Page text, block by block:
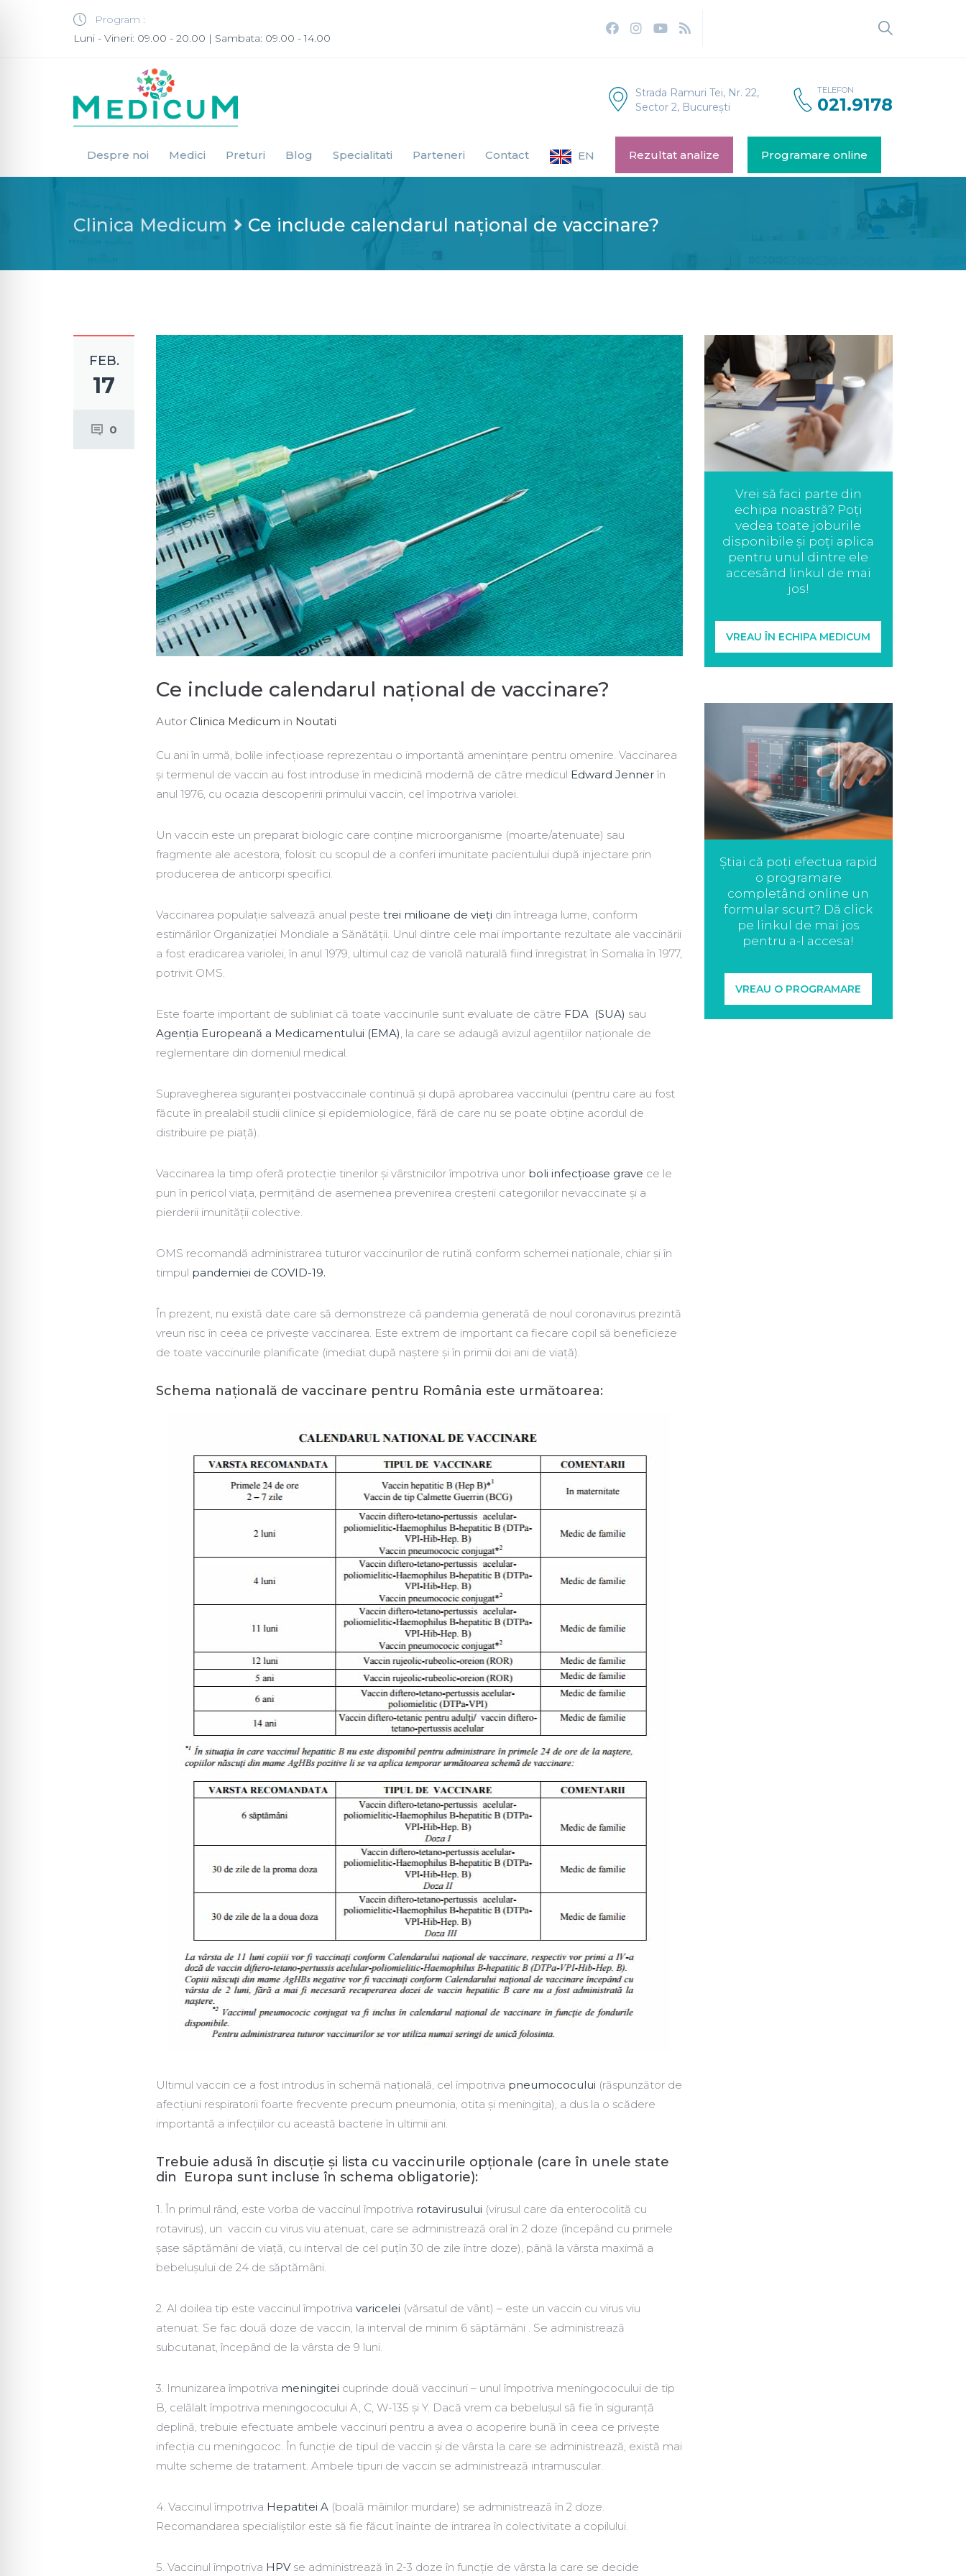
Program :
Luni - Vineri: 09.00 - 20.00 | Sambata: 09.00 - 14.00
Strada Ramuri Tei, Nr. 22,
Sector 2, București
TELEFON
021.9178
Despre noi Medici Preturi Blog Specialitati Parteneri Contact EN Rezultat analize Programare online
Clinica Medicum Ce include calendarul național de vaccinare?
FEB.
17
0
Ce include calendarul național de vaccinare?
Autor Clinica Medicum in Noutati
Cu ani în urmă, bolile infecțioase reprezentau o importantă amenințare pentru omenire. Vaccinarea
și termenul de vaccin au fost introduse în medicină modernă de către medicul Edward Jenner în
anul 1976, cu ocazia descoperirii primului vaccin, cel împotriva variolei.
Un vaccin este un preparat biologic care conține microorganisme (moarte/atenuate) sau
fragmente ale acestora, folosit cu scopul de a conferi imunitate pacientului după injectare prin
producerea de anticorpi specifici.
Vaccinarea populație salvează anual peste trei milioane de vieți din întreaga lume, conform
estimărilor Organizației Mondiale a Sănătății. Unul dintre cele mai importante rezultate ale vaccinării
a fost eradicarea variolei, în anul 1979, ultimul caz de variolă naturală fiind înregistrat în Somalia în 1977,
potrivit OMS.
Este foarte important de subliniat că toate vaccinurile sunt evaluate de către FDA (SUA) sau
Agenția Europeană a Medicamentului (EMA), la care se adaugă avizul agențiilor naționale de
reglementare din domeniul medical.
Supravegherea siguranței postvaccinale continuă și după aprobarea vaccinului (pentru care au fost
făcute în prealabil studii clinice și epidemiologice, fără de care nu se poate obține acordul de
distribuire pe piață).
Vaccinarea la timp oferă protecţie tinerilor şi vârstnicilor împotriva unor boli infecţioase grave ce le
pun în pericol viaţa, permiţând de asemenea prevenirea creşterii categoriilor nevaccinate şi a
pierderii imunităţii colective.
OMS recomandă administrarea tuturor vaccinurilor de rutină conform schemei naționale, chiar şi în
timpul pandemiei de COVID-19.
În prezent, nu există date care să demonstreze că pandemia generată de noul coronavirus prezintă
vreun risc în ceea ce priveşte vaccinarea. Este extrem de important ca fiecare copil să beneficieze
de toate vaccinurile planificate (imediat după naștere şi în primii doi ani de viaţă).
Schema națională de vaccinare pentru România este următoarea:
Ultimul vaccin ce a fost introdus în schemă națională, cel împotriva pneumococului (răspunzător de
afecțiuni respiratorii foarte frecvente precum pneumonia, otita și meningita), a dus la o scădere
importantă a infecțiilor cu această bacterie în ultimii ani.
Trebuie adusă în discuție și lista cu vaccinurile opționale (care în unele state
din Europa sunt incluse în schema obligatorie):
1. În primul rând, este vorba de vaccinul împotriva rotavirusului (virusul care da enterocolită cu
rotavirus), un vaccin cu virus viu atenuat, care se administrează oral în 2 doze (începând cu primele
șase săptămâni de viață, cu interval de cel puțîn 30 de zile între doze), până la vârsta maximă a
bebelușului de 24 de săptămâni.
2. Al doilea tip este vaccinul împotriva varicelei (vărsatul de vânt) – este un vaccin cu virus viu
atenuat. Se fac două doze de vaccin, la interval de minim 6 săptămâni . Se administrează
subcutanat, începând de la vârsta de 9 luni.
3. Imunizarea împotriva meningitei cuprinde două vaccinuri – unul împotriva meningococului de tip
B, celălalt împotriva meningococului A, C, W-135 şi Y. Dacă vrem ca bebelușul să fie în siguranță
deplină, trebuie efectuate ambele vaccinuri pentru a avea o acoperire bună în ceea ce privește
infecția cu meningococ. În funcție de tipul de vaccin și de vârsta la care se administrează, există mai
multe scheme de tratament. Ambele tipuri de vaccin se administrează intramuscular.
4. Vaccinul împotriva Hepatitei A (boală mâinilor murdare) se administrează în 2 doze.
Recomandarea specialiștilor este să fie făcut înainte de intrarea în colectivitate a copilului.
5. Vaccinul împotriva HPVse administrează în 2-3 doze în funcție de vârsta la care se decide
Vrei să faci parte din
echipa noastră? Poți
vedea toate joburile
disponibile și poți aplica
pentru unul dintre ele
accesând linkul de mai
jos!
VREAU ÎN ECHIPA MEDICUM
Știai că poți efectua rapid
o programare
completând online un
formular scurt? Dă click
pe linkul de mai jos
pentru a-l accesa!
VREAU O PROGRAMARE